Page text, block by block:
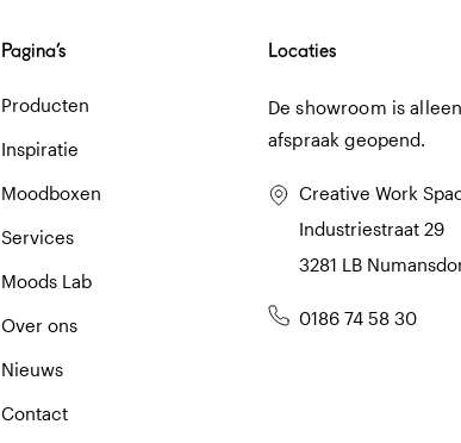
Pagina’s
Producten
Inspiratie
Moodboxen
Services
Moods Lab
Over ons
Nieuws
Contact
Locaties
De showroom is
afspraak geopend.
Creative Work
Industriestraat 29
3281 LB
0186 74 58 30